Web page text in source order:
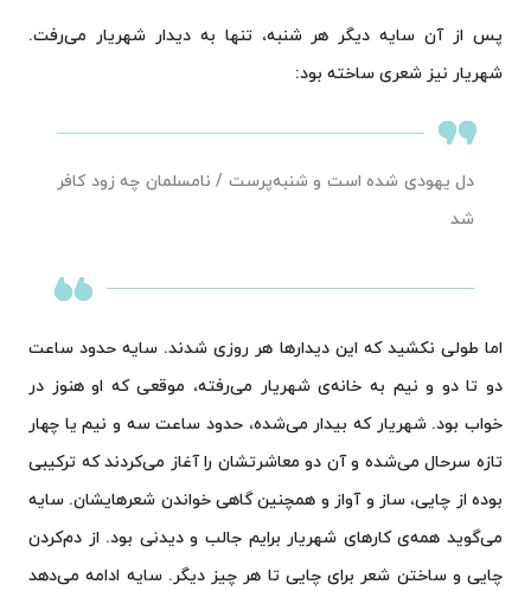
پس از آن سایه دیگر هر شنبه، تنها به دیدار شهریار می‌رفت.
شهریار نیز شعری ساخته بود:
دل یهودی شده است و شنبه‌پرست / نامسلمان چه زود کافر
شد
اما طولی نکشید که این دیدارها هر روزی شدند. سایه حدود ساعت
دو تا دو و نیم به خانه‌ی شهریار می‌رفته، موقعی که او هنوز در
خواب بود. شهریار که بیدار می‌شده، حدود ساعت سه و نیم یا چهار
تازه سرحال می‌شده و آن دو معاشرتشان را آغاز می‌کردند که ترکیبی
بوده از چایی، ساز و آواز و همچنین گاهی خواندن شعرهایشان. سایه
می‌گوید همه‌ی کارهای شهریار برایم جالب و دیدنی بود. از دم‌کردن
چایی و ساختن شعر برای چایی تا هر چیز دیگر. سایه ادامه می‌دهد